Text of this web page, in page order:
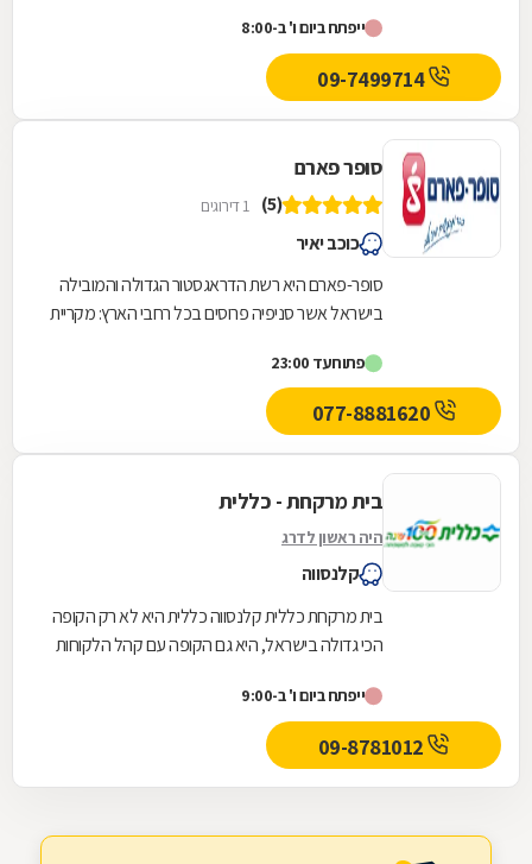
ייפתח ביום ו' ב-8:00
09-7499714
סופר פארם
(5) 1 דירוגים
כוכב יאיר
סופר-פארם היא רשת הדראגסטור הגדולה והמובילה
בישראל אשר סניפיה פרוסים בכל רחבי הארץ: מקריית
פתוחעד 23:00
בית מרקחת - כללית
היה ראשון לדרג
קלנסווה
בית מרקחת כללית קלנסווה כללית היא לא רק הקופה
הכי גדולה בישראל, היא גם הקופה עם קהל הלקוחות
ייפתח ביום ו' ב-9:00
09-8781012